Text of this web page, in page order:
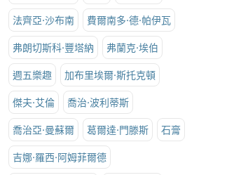
法齊亞·沙布南 費爾南多·德·帕伊瓦
弗朗切斯科·豐塔納 弗蘭克·埃伯
週五樂趣 加布里埃爾·斯托克頓
傑夫·艾倫 喬治·波利蒂斯
喬治亞·曼蘇爾 葛爾達·門滕斯 石膏
吉娜·羅西·阿姆菲爾德